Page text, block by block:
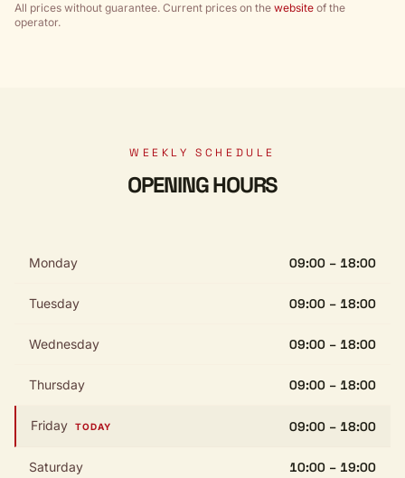
All prices without guarantee. Current prices on the website of the
operator.
WEEKLY SCHEDULE
OPENING HOURS
Monday 09:00 – 18:00
Tuesday 09:00 – 18:00
Wednesday 09:00 – 18:00
Thursday 09:00 – 18:00
Friday TODAY 09:00 – 18:00
Saturday 10:00 – 19:00